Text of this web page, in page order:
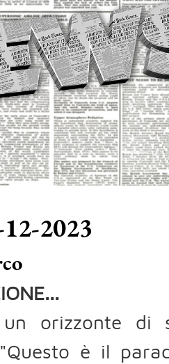
2023
orizzonte di
è il